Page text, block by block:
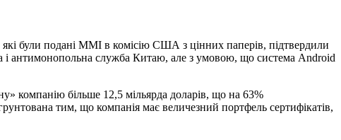
були подані MMI в комісію США з цінних паперів, підтвердили
і антимонопольна служба Китаю, але з умовою, що система Android
компанію більше 12,5 мільярда доларів, що на 63%
тим, що компанія має величезний портфель сертифікатів,